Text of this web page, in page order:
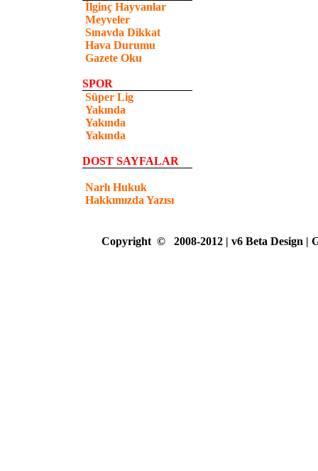
İlginç Hayvanlar
Meyveler
Sınavda Dikkat
Hava Durumu
Gazete Oku
SPOR
Süper Lig
Yakında
Yakında
Yakında
DOST SAYFALAR
Narlı Hukuk
Hakkımızda Yazısı
Copyright © 2008-2012 | v6 Beta Design